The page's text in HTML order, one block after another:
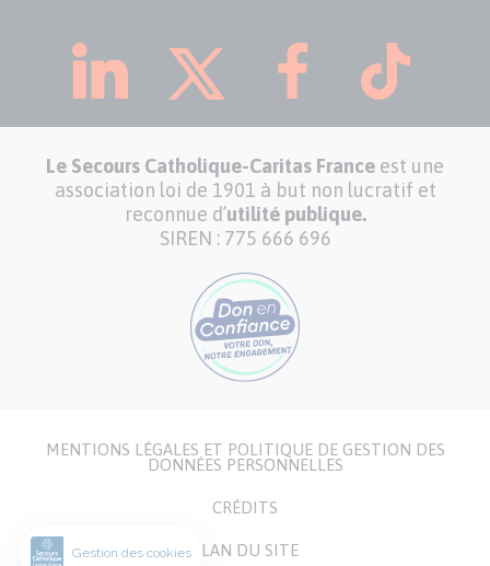
Le Secours Catholique-Caritas France est une
association loi de 1901 à but non lucratif et
reconnue d’utilité publique.
SIREN : 775 666 696
page
MENTIONS LÉGALES ET POLITIQUE DE GESTION DES
DONNÉES PERSONNELLES
CRÉDITS
PLAN DU SITE